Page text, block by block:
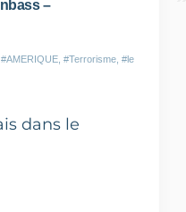
–
#AMERIQUE #Terrorisme #le
dans le